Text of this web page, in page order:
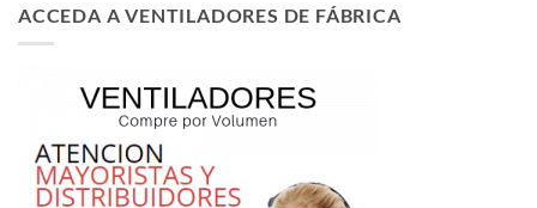
ACCEDA A VENTILADORES DE FÁBRICA